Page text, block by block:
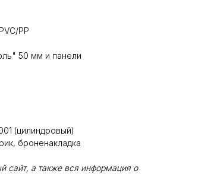
PP
50 мм и панели
(цилиндровый)
броненакладка
сайт, а также вся информация о